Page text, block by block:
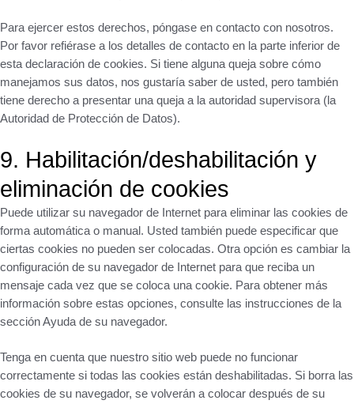
Para ejercer estos derechos, póngase en contacto con nosotros.
Por favor refiérase a los detalles de contacto en la parte inferior de
esta declaración de cookies. Si tiene alguna queja sobre cómo
manejamos sus datos, nos gustaría saber de usted, pero también
tiene derecho a presentar una queja a la autoridad supervisora (la
Autoridad de Protección de Datos).
9. Habilitación/deshabilitación y
eliminación de cookies
Puede utilizar su navegador de Internet para eliminar las cookies de
forma automática o manual. Usted también puede especificar que
ciertas cookies no pueden ser colocadas. Otra opción es cambiar la
configuración de su navegador de Internet para que reciba un
mensaje cada vez que se coloca una cookie. Para obtener más
información sobre estas opciones, consulte las instrucciones de la
sección Ayuda de su navegador.
Tenga en cuenta que nuestro sitio web puede no funcionar
correctamente si todas las cookies están deshabilitadas. Si borra las
cookies de su navegador, se volverán a colocar después de su